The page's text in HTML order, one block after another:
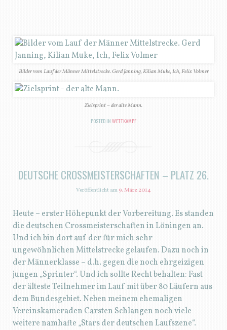
Bilder vom Lauf der Männer Mittelstrecke. Gerd Janning, Kilian Muke, Ich, Felix Volmer
Zielsprint – der alte Mann.
POSTED IN WETTKAMPF
DEUTSCHE CROSSMEISTERSCHAFTEN – PLATZ 26.
Veröffentlicht am9. März 2014
Heute – erster Höhepunkt der Vorbereitung. Es standen
die deutschen Crossmeisterschaften in Löningen an.
Und ich bin dort auf der für mich sehr
ungewöhnlichen Mittelstrecke gelaufen. Dazu noch in
der Männerklasse – d.h. gegen die noch ehrgeizigen
jungen „Sprinter“. Und ich sollte Recht behalten: Fast
der älteste Teilnehmer im Lauf mit über 80 Läufern aus
dem Bundesgebiet. Neben meinem ehemaligen
Vereinskameraden Carsten Schlangen noch viele
weitere namhafte „Stars der deutschen Laufszene“.